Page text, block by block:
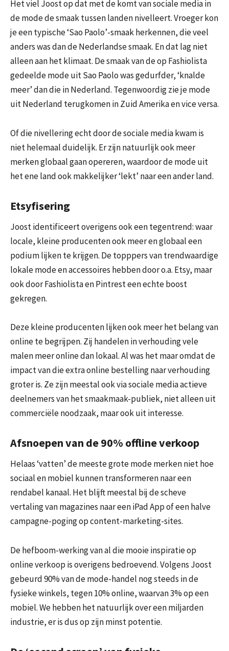
Het viel Joost op dat met de komt van sociale media in
de mode de smaak tussen landen nivelleert. Vroeger kon
je een typische ‘Sao Paolo’-smaak herkennen, die veel
anders was dan de Nederlandse smaak. En dat lag niet
alleen aan het klimaat. De smaak van de op Fashiolista
gedeelde mode uit Sao Paolo was gedurfder, ‘knalde
meer’ dan die in Nederland. Tegenwoordig zie je mode
uit Nederland terugkomen in Zuid Amerika en vice versa.
Of die nivellering echt door de sociale media kwam is
niet helemaal duidelijk. Er zijn natuurlijk ook meer
merken globaal gaan opereren, waardoor de mode uit
het ene land ook makkelijker ‘lekt’ naar een ander land.
Etsyfisering
Joost identificeert overigens ook een tegentrend: waar
locale, kleine producenten ook meer en globaal een
podium lijken te krijgen. De topppers van trendwaardige
lokale mode en accessoires hebben door o.a. Etsy, maar
ook door Fashiolista en Pintrest een echte boost
gekregen.
Deze kleine producenten lijken ook meer het belang van
online te begrijpen. Zij handelen in verhouding vele
malen meer online dan lokaal. Al was het maar omdat de
impact van die extra online bestelling naar verhouding
groter is. Ze zijn meestal ook via sociale media actieve
deelnemers van het smaakmaak-publiek, niet alleen uit
commerciële noodzaak, maar ook uit interesse.
Afsnoepen van de 90% offline verkoop
Helaas ‘vatten’ de meeste grote mode merken niet hoe
sociaal en mobiel kunnen transformeren naar een
rendabel kanaal. Het blijft meestal bij de scheve
vertaling van magazines naar een iPad App of een halve
campagne-poging op content-marketing-sites.
De hefboom-werking van al die mooie inspiratie op
online verkoop is overigens bedroevend. Volgens Joost
gebeurd 90% van de mode-handel nog steeds in de
fysieke winkels, tegen 10% online, waarvan 3% op een
mobiel. We hebben het natuurlijk over een miljarden
industrie, er is dus op zijn minst potentie.